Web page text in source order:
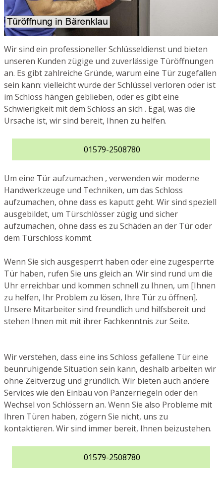
Wir sind ein professioneller Schlüsseldienst und bieten
unseren Kunden zügige und zuverlässige Türöffnungen
an. Es gibt zahlreiche Gründe, warum eine Tür zugefallen
sein kann: vielleicht wurde der Schlüssel verloren oder ist
im Schloss hängen geblieben, oder es gibt eine
Schwierigkeit mit dem Schloss an sich . Egal, was die
Ursache ist, wir sind bereit, Ihnen zu helfen.
01579-2508780
Um eine Tür aufzumachen , verwenden wir moderne
Handwerkzeuge und Techniken, um das Schloss
aufzumachen, ohne dass es kaputt geht. Wir sind speziell
ausgebildet, um Türschlösser zügig und sicher
aufzumachen, ohne dass es zu Schäden an der Tür oder
dem Türschloss kommt.
Wenn Sie sich ausgesperrt haben oder eine zugesperrte
Tür haben, rufen Sie uns gleich an. Wir sind rund um die
Uhr erreichbar und kommen schnell zu Ihnen, um [Ihnen
zu helfen, Ihr Problem zu lösen, Ihre Tür zu öffnen].
Unsere Mitarbeiter sind freundlich und hilfsbereit und
stehen Ihnen mit mit ihrer Fachkenntnis zur Seite.
Wir verstehen, dass eine ins Schloss gefallene Tür eine
beunruhigende Situation sein kann, deshalb arbeiten wir
ohne Zeitverzug und gründlich. Wir bieten auch andere
Services wie den Einbau von Panzerriegeln oder den
Wechsel von Schlössern an. Wenn Sie also Probleme mit
Ihren Türen haben, zögern Sie nicht, uns zu
kontaktieren. Wir sind immer bereit, Ihnen beizustehen.
01579-2508780